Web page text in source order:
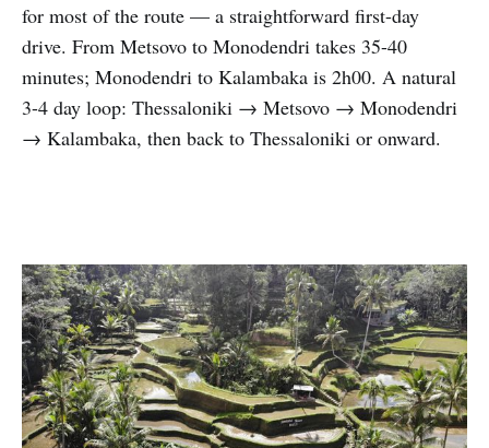
for most of the route — a straightforward first-day
drive. From Metsovo to Monodendri takes 35-40
minutes; Monodendri to Kalambaka is 2h00. A natural
3-4 day loop: Thessaloniki → Metsovo → Monodendri
→ Kalambaka, then back to Thessaloniki or onward.